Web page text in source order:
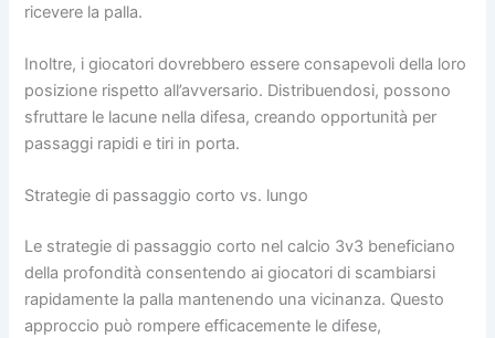
ricevere la palla.
Inoltre, i giocatori dovrebbero essere consapevoli della loro
posizione rispetto all’avversario. Distribuendosi, possono
sfruttare le lacune nella difesa, creando opportunità per
passaggi rapidi e tiri in porta.
Strategie di passaggio corto vs. lungo
Le strategie di passaggio corto nel calcio 3v3 beneficiano
della profondità consentendo ai giocatori di scambiarsi
rapidamente la palla mantenendo una vicinanza. Questo
approccio può rompere efficacemente le difese,